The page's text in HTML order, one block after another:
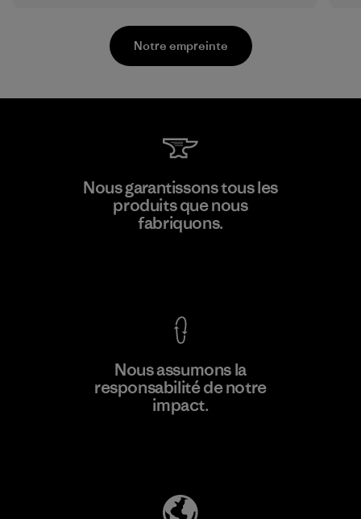
Sheico Thailand Co., Ltd.
Notre empreinte
Nous garantissons tous les
produits que nous
fabriquons.
Nous assumons la
responsabilité de notre
impact.